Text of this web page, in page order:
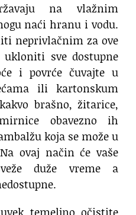
na vlažnim
naći hranu i vodu.
neprivlačnim za ove
sve dostupne
i povrće čuvajte u
ili kartonskum
brašno, žitarice,
obavezno ih
koja se može u
ovaj način će vaše
duže vreme a